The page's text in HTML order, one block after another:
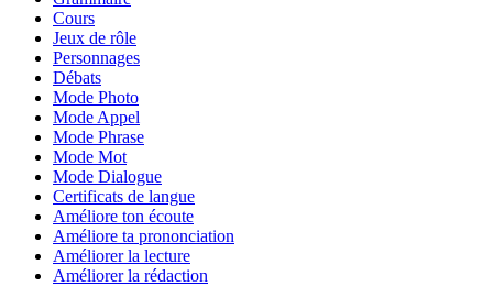
Cours
Jeux de rôle
Personnages
Débats
Mode Photo
Mode Appel
Mode Phrase
Mode Mot
Mode Dialogue
Certificats de langue
Améliore ton écoute
Améliore ta prononciation
Améliorer la lecture
Améliorer la rédaction